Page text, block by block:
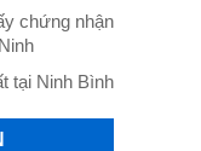
chứng nhận
tại Ninh Bình